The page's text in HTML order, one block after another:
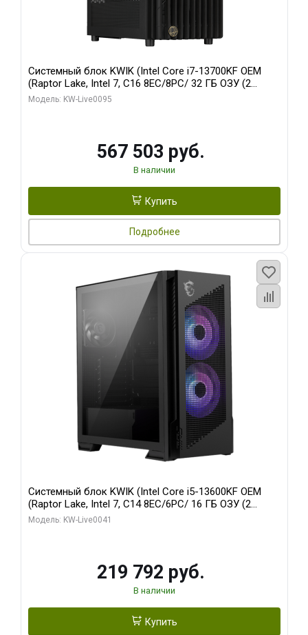
Системный блок KWIK (Intel Core i7-13700KF OEM
(Raptor Lake, Intel 7, C16 8EC/8PC/ 32 ГБ ОЗУ (2
модуля)/ Afox RTX4090 24GB GDDR6X 384-Bit 3xDP
Модель: KW-Live0095
567 503 руб.
В наличии
Купить
Подробнее
Системный блок KWIK (Intel Core i5-13600KF OEM
(Raptor Lake, Intel 7, C14 8EC/6PC/ 16 ГБ ОЗУ (2
модуля)/ Palit RTX5080 GAMINGPRO OC 16GB GDDR7
Модель: KW-Live0041
219 792 руб.
В наличии
Купить